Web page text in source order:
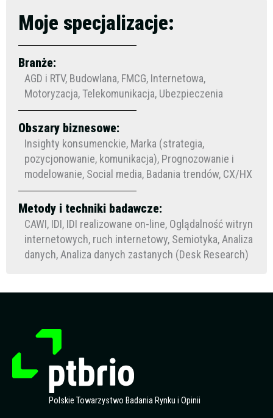
Moje specjalizacje:
Branże:
AGD i RTV, Budowlana, FMCG, Internetowa,
Motoryzacja, Telekomunikacja, Ubezpieczenia
Obszary biznesowe:
Insighty konsumenckie, Marka (strategia,
pozycjonowanie, komunikacja), Prognozowanie i
modelowanie, Social media, Badania trendów, CX/HX
Metody i techniki badawcze:
CAWI, IDI, IDI realizowane on-line, Oglądalność witryn
internetowych, ruch internetowy, Semiotyka, Analiza
danych, Analiza danych zastanych (Desk Research)
Polskie Towarzystwo Badania Rynku i Opinii